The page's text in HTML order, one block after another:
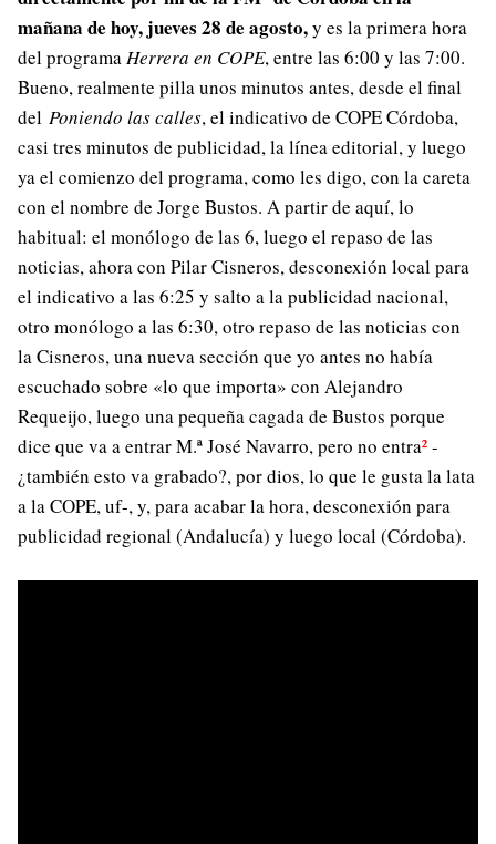
mañana de hoy, jueves 28 de agosto,y es la primera hora
del programa Herrera en COPE, entre las 6:00 y las 7:00.
Bueno, realmente pilla unos minutos antes, desde el final
del Poniendo las calles, el indicativo de COPE Córdoba,
casi tres minutos de publicidad, la línea editorial, y luego
ya el comienzo del programa, como les digo, con la careta
con el nombre de Jorge Bustos. A partir de aquí, lo
habitual: el monólogo de las 6, luego el repaso de las
noticias, ahora con Pilar Cisneros, desconexión local para
el indicativo a las 6:25 y salto a la publicidad nacional,
otro monólogo a las 6:30, otro repaso de las noticias con
la Cisneros, una nueva sección que yo antes no había
escuchado sobre «lo que importa» con Alejandro
Requeijo, luego una pequeña cagada de Bustos porque
dice que va a entrar M.ª José Navarro, pero no entra²-
¿también esto va grabado?, por dios, lo que le gusta la lata
a la COPE, uf-, y, para acabar la hora, desconexión para
publicidad regional (Andalucía) y luego local (Córdoba).